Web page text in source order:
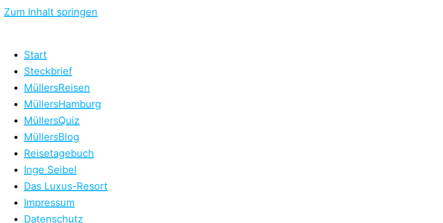
Zum Inhalt springen
Start
Steckbrief
MüllersReisen
MüllersHamburg
MüllersQuiz
MüllersBlog
Reisetagebuch
Inge Seibel
Das Luxus-Resort
Impressum
Datenschutz